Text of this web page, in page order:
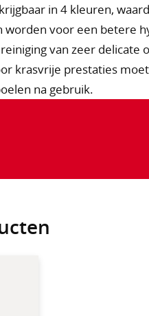
in 4 kleuren,
voor een betere
van zeer delicate
krasvrije prestaties
na gebruik.